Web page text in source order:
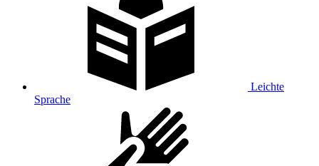
Leichte
Sprache